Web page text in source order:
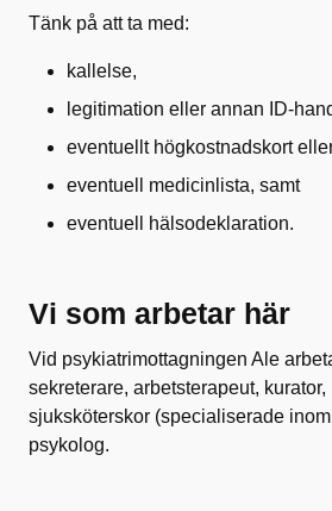
Tänk på att ta med:
kallelse,
legitimation eller annan ID-
eventuellt högkostnadskort
eventuell medicinlista, samt
eventuell hälsodeklaration.
Vi som arbetar här
Vid psykiatrimottagningen Ale
sekreterare, arbetsterapeut, kurator,
sjuksköterskor (specialiserade
psykolog.